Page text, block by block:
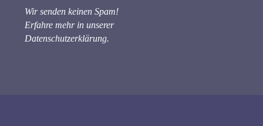
Wir senden keinen Spam!
Erfahre mehr in unserer
Datenschutzerklärung.